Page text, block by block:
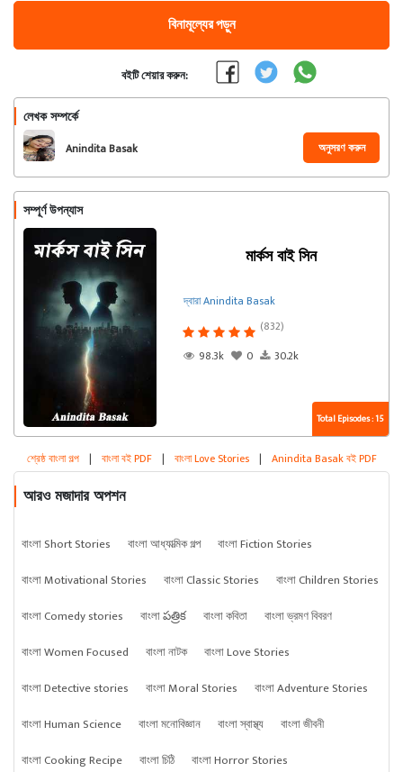
বিনামূল্যের পড়ুন
বইটি শেয়ার করুন:
লেখক সম্পর্কে
Anindita Basak অনুসরণ করুন
সম্পূর্ণ উপন্যাস
মার্কস বাই সিন
দ্বারা Anindita Basak
(832)
98.3k
0 30.2k
Total Episodes : 15
শ্রেষ্ঠ বাংলা গল্প | বাংলা বই PDF | বাংলা Love Stories | Anindita Basak বই PDF
আরও মজাদার অপশন
বাংলা Short Stories বাংলা আধ্যাত্মিক গল্প
বাংলা Fiction Stories
বাংলা Motivational Stories
বাংলা Classic Stories
বাংলা Children Stories
বাংলা Comedy stories
বাংলা పత్రిక বাংলা কবিতা
বাংলা ভ্রমণ বিবরণ
বাংলা Women Focused
বাংলা নাটক
বাংলা Love Stories
বাংলা Detective stories
বাংলা Moral Stories
বাংলা Adventure Stories
বাংলা Human Science
বাংলা মনোবিজ্ঞান বাংলা স্বাস্থ্য
বাংলা জীবনী
বাংলা Cooking Recipe
বাংলা চিঠি বাংলা Horror Stories